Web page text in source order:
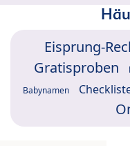
Eisprung-
Gratisproben
Babynamen